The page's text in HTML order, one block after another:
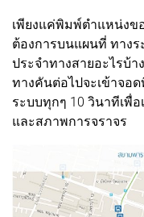
เพียงแค่พิมพ์ตำแหน่งข
ต้องการบนแผนที่ ทาง
ประจำทางสายอะไรบ้
ทางคันต่อไปจะเข้าจอ
ระบบทุกๆ 10 วินาทีเพื่
และสภาพการจราจร